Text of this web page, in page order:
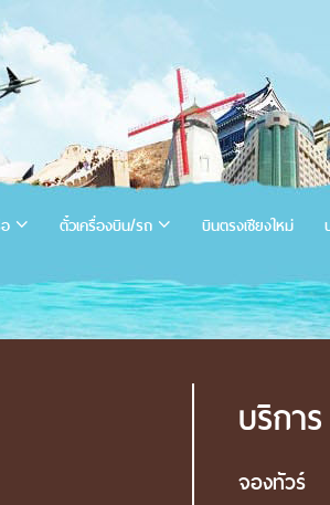
ตั๋วเครื่องบิน/รถ บินตรงเชียงใหม่
บริกา
จองทัวร์